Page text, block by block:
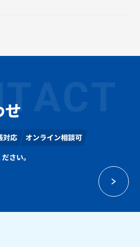
対応
オンライン相談可
さい。